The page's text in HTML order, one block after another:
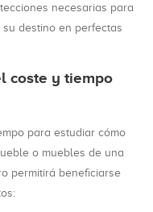
necesarias para
destino en perfectas
coste y tiempo
para estudiar cómo
o muebles de una
permitirá beneficiarse